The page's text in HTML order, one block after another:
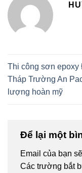
Thi công sơn epoxy
Tháp Trường An
lượng hoàn mỹ
Để lại một
Email của bạn
Các trường bắt